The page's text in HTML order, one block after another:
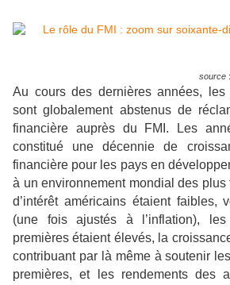
source
Au cours des dernières années, les
sont globalement abstenus de
financière auprès du FMI. Les
constitué une décennie de
financière pour les pays en
à un environnement mondial des
d’intérêt américains étaient faibles,
(une fois ajustés à l’inflation),
premières étaient élevés, la
contribuant par là même à soutenir
premières, et les rendements des